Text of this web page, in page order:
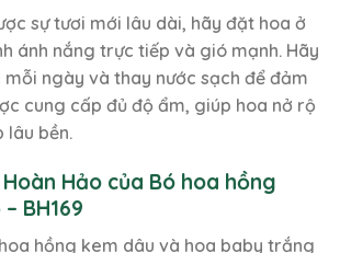
sự tươi mới lâu dài, hãy đặt hoa ở
ánh nắng trực tiếp và gió mạnh. Hãy
ngày và thay nước sạch để đảm
cung cấp đủ độ ẩm, giúp hoa nở rộ
lâu bền.
Hảo của Bó hoa hồng
BH169
hồng kem dâu và hoa baby trắng